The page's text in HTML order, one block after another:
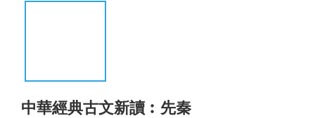
中華經典古文新讀︰先秦